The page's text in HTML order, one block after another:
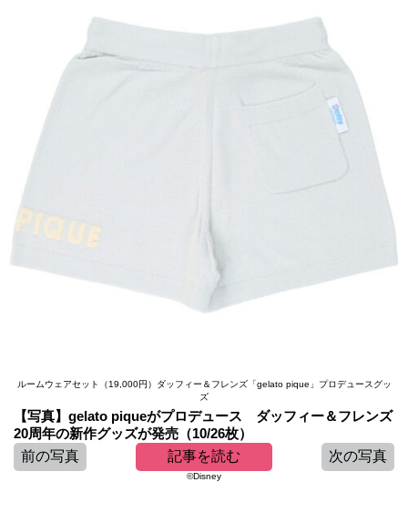
ルームウェアセット（19,000円）ダッフィー＆フレンズ「gelato pique」プロデュースグッ
ズ
【写真】gelato piqueがプロデュース ダッフィー＆フレンズ
20周年の新作グッズが発売（10/26枚）
前の写真
記事を読む 次の写真
©Disney